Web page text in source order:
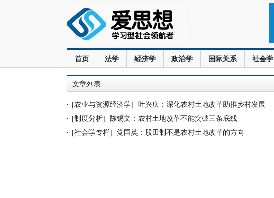
首页 法学 经济学 政治学 国际关系 社会学
文章列表
[农业与资源经济学] 叶兴庆：深化农村土地改革助推乡村发展
[制度分析] 陈锡文：农村土地改革不能突破三条底线
[社会学专栏] 党国英：股田制不是农村土地改革的方向